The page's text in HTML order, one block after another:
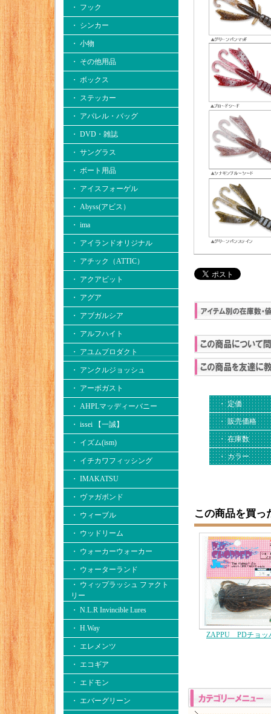
・ フック
・ シンカー
・ 小物
・ その他用品
・ ボックス
・ ステッカー
・ アパレル・バッグ
・ DVD・雑誌
・ サングラス
・ ボート用品
・ アイスフォーゲル
・ Abyss(アビス）
・ ima
・ アイランドオリジナル
・ アチック（ATTIC）
・ アクアビット
・ アグア
・ アブガルシア
・ アルフハイト
・ アユムプロダクト
・ アンクルジョッシュ
・ アーボガスト
・ AHPLマッディーバニー
・ issei 【一誠】
・ イズム(ism)
・ イチカワフィッシング
・ IMAKATSU
・ ヴァガボンド
・ ウィーブル
・ ウッドリーム
・ ウォーカーウォーカー
・ ウォーターランド
・ ウィップラッシュ ファクト
リー
・ N.L.R Invincible Lures
・ H.Way
・ エレメンツ
・ エコギア
・ エドモン
・ エバーグリーン
・ 定価
・ 販売価格
・ 在庫数
・ カラー
この商品を買っ
ZAPPU PDチョッ